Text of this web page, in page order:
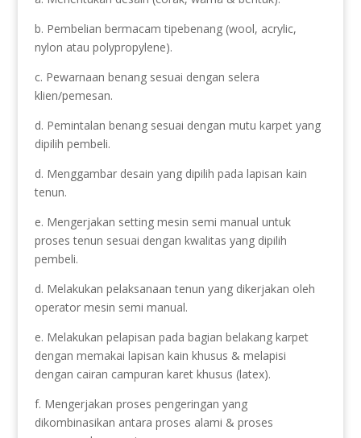
b. Pembelian bermacam tipebenang (wool, acrylic,
nylon atau polypropylene).
c. Pewarnaan benang sesuai dengan selera
klien/pemesan.
d. Pemintalan benang sesuai dengan mutu karpet yang
dipilih pembeli.
d. Menggambar desain yang dipilih pada lapisan kain
tenun.
e. Mengerjakan setting mesin semi manual untuk
proses tenun sesuai dengan kwalitas yang dipilih
pembeli.
d. Melakukan pelaksanaan tenun yang dikerjakan oleh
operator mesin semi manual.
e. Melakukan pelapisan pada bagian belakang karpet
dengan memakai lapisan kain khusus & melapisi
dengan cairan campuran karet khusus (latex).
f. Mengerjakan proses pengeringan yang
dikombinasikan antara proses alami & proses